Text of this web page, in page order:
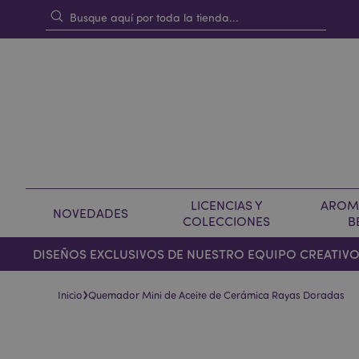
NOVEDADES
LICENCIAS Y
COLECCIONES
DISEÑOS EXCLUSIVOS DE NUESTRO EQUIPO CREATIVO
Inicio›Quemador Mini de Aceite de Cerámica Rayas Doradas